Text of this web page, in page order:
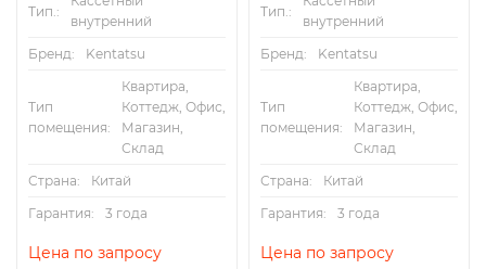
Тип.:
внутренний
Бренд:
Kentatsu
Тип
помещения:
Квартира,
Коттедж, Офис,
Магазин,
Склад
Страна:
Китай
Гарантия:
3 года
Цена по запросу
Тип.:
внутренний
Бренд:
Kentatsu
Тип
помещения:
Квартира,
Коттедж, Офис,
Магазин,
Склад
Страна:
Китай
Гарантия:
3 года
Цена по запросу